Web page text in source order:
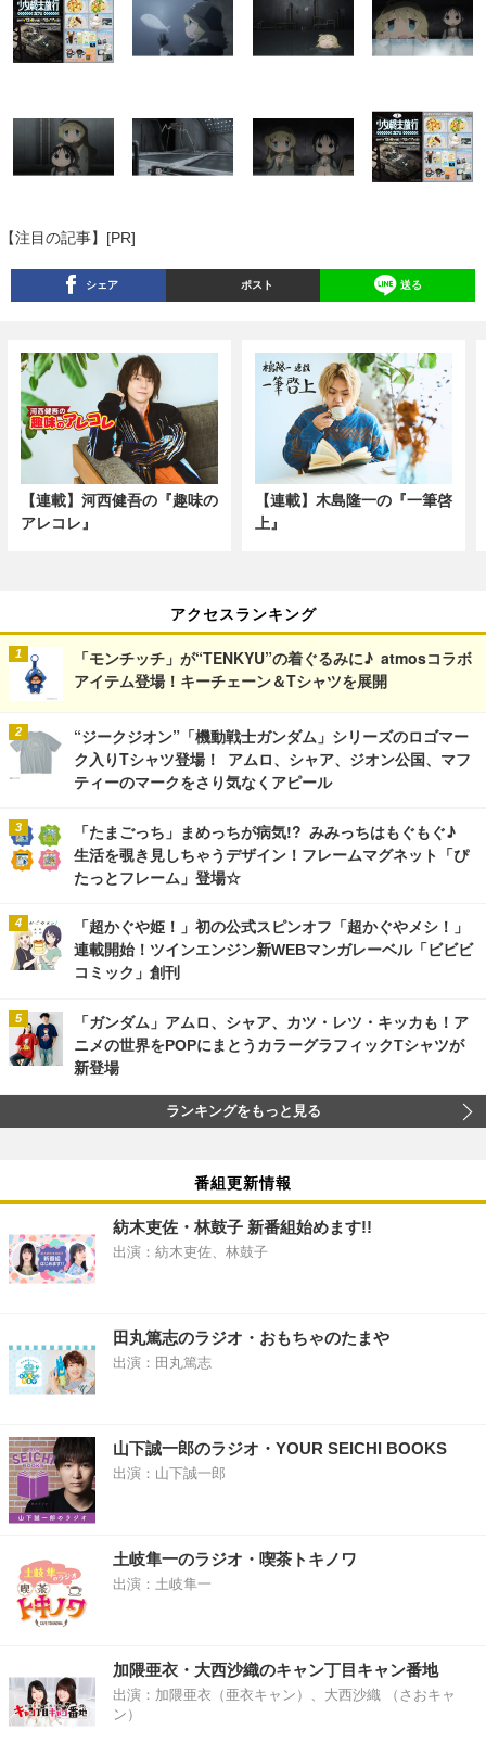
【注目の記事】[PR]
シェア ポスト 送る
【連載】河西健吾の『趣味の
アレコレ』
【連載】木島隆一の『一筆啓
上』
アクセスランキング
「モンチッチ」が“TENKYU”の着ぐるみに♪ atmosコラボ
アイテム登場！キーチェーン＆Tシャツを展開
“ジークジオン”「機動戦士ガンダム」シリーズのロゴマー
ク入りTシャツ登場！ アムロ、シャア、ジオン公国、マフ
ティーのマークをさり気なくアピール
「たまごっち」まめっちが病気!? みみっちはもぐもぐ♪
生活を覗き見しちゃうデザイン！フレームマグネット「ぴ
たっとフレーム」登場☆
「超かぐや姫！」初の公式スピンオフ「超かぐやメシ！」
連載開始！ツインエンジン新WEBマンガレーベル「ビビビ
コミック」創刊
「ガンダム」アムロ、シャア、カツ・レツ・キッカも！ア
ニメの世界をPOPにまとうカラーグラフィックTシャツが
新登場
ランキングをもっと見る
番組更新情報
紡木吏佐・林鼓子 新番組始めます!!
出演：紡木吏佐、林鼓子
田丸篤志のラジオ・おもちゃのたまや
出演：田丸篤志
山下誠一郎のラジオ・YOUR SEICHI BOOKS
出演：山下誠一郎
土岐隼一のラジオ・喫茶トキノワ
出演：土岐隼一
加隈亜衣・大西沙織のキャン丁目キャン番地
出演：加隈亜衣（亜衣キャン）、大西沙織 （さおキャ
ン）